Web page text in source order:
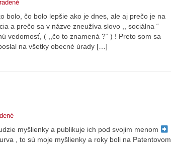
bolo, čo bolo lepšie ako je dnes, ale aj prečo je na
a prečo sa v názve zneužíva slovo ,, sociálna “
vedomosť, ( ,,čo to znamená ?“ ) ! Preto som sa
na všetky obecné úrady […]
myšlienky a publikuje ich pod svojim menom
, to sú moje myšlienky a roky boli na Patentovom